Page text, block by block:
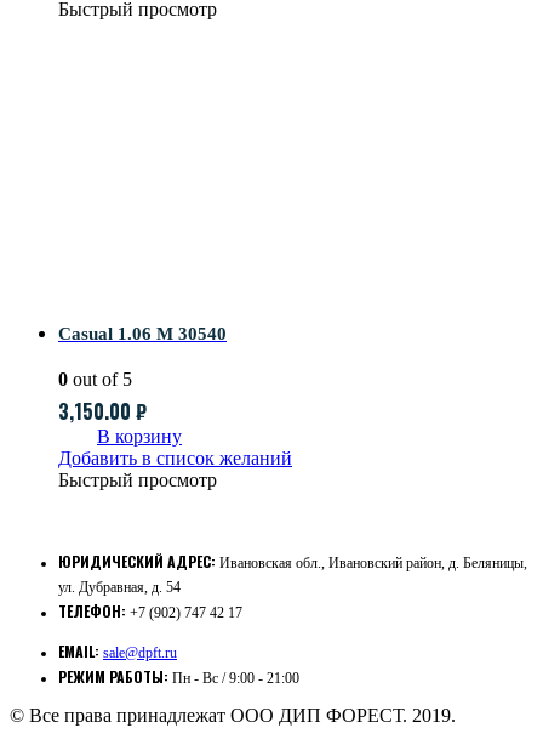
Быстрый просмотр
Casual 1.06 M 30540
0 out of 5
3,150.00 ₽
В корзину
Добавить в список желаний
Быстрый просмотр
ЮРИДИЧЕСКИЙ АДРЕС: Ивановская обл., Ивановский район, д. Беляницы,
ул. Дубравная, д. 54
ТЕЛЕФОН: +7 (902) 747 42 17
EMAIL: sale@dpft.ru
РЕЖИМ РАБОТЫ: Пн - Вс / 9:00 - 21:00
© Все права принадлежат ООО ДИП ФОРЕСТ. 2019.